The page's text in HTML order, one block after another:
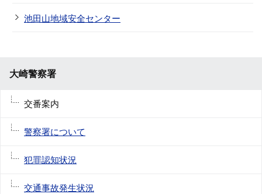
池田山地域安全センター
大崎警察署
交番案内
警察署について
犯罪認知状況
交通事故発生状況